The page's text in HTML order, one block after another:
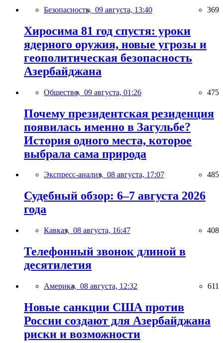
Безопасность, 09 августа, 13:40 369
Хиросима 81 год спустя: уроки
ядерного оружия, новые угрозы и
геополитическая безопасность
Азербайджана
Общество, 09 августа, 01:26 475
Почему президентская резиденция
появилась именно в Загульбе?
История одного места, которое
выбрала сама природа
Экспресс-анализ, 08 августа, 17:07 485
Судебный обзор: 6–7 августа 2026
года
Кавказ, 08 августа, 16:47 408
Телефонный звонок длиной в
десятилетия
Америка, 08 августа, 12:32 611
Новые санкции США против
России создают для Азербайджана
риски и возможности